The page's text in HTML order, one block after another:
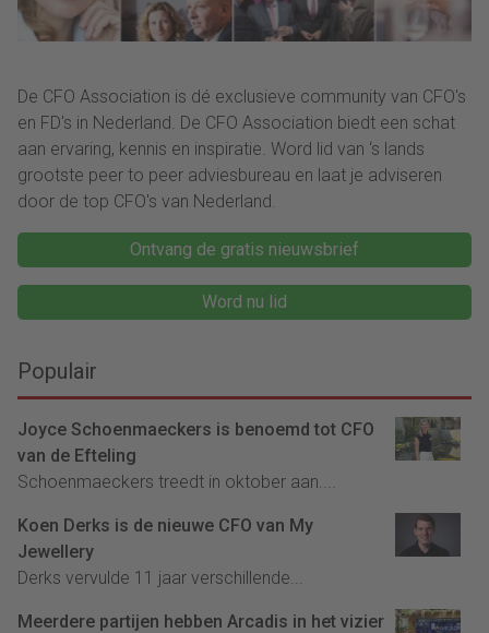
De CFO Association is dé exclusieve community van CFO's
en FD's in Nederland. De CFO Association biedt een schat
aan ervaring, kennis en inspiratie. Word lid van ‘s lands
grootste peer to peer adviesbureau en laat je adviseren
door de top CFO's van Nederland.
Ontvang de gratis nieuwsbrief
Word nu lid
Populair
Joyce Schoenmaeckers is benoemd tot CFO
van de Efteling
Schoenmaeckers treedt in oktober aan....
Koen Derks is de nieuwe CFO van My
Jewellery
Derks vervulde 11 jaar verschillende...
Meerdere partijen hebben Arcadis in het vizier